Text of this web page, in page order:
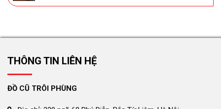
THÔNG TIN LIÊN HỆ
ĐỒ CŨ TRÔI PHÙNG